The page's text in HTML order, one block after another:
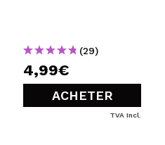
(29)
4,99€
ACHETER
TVA Incl.